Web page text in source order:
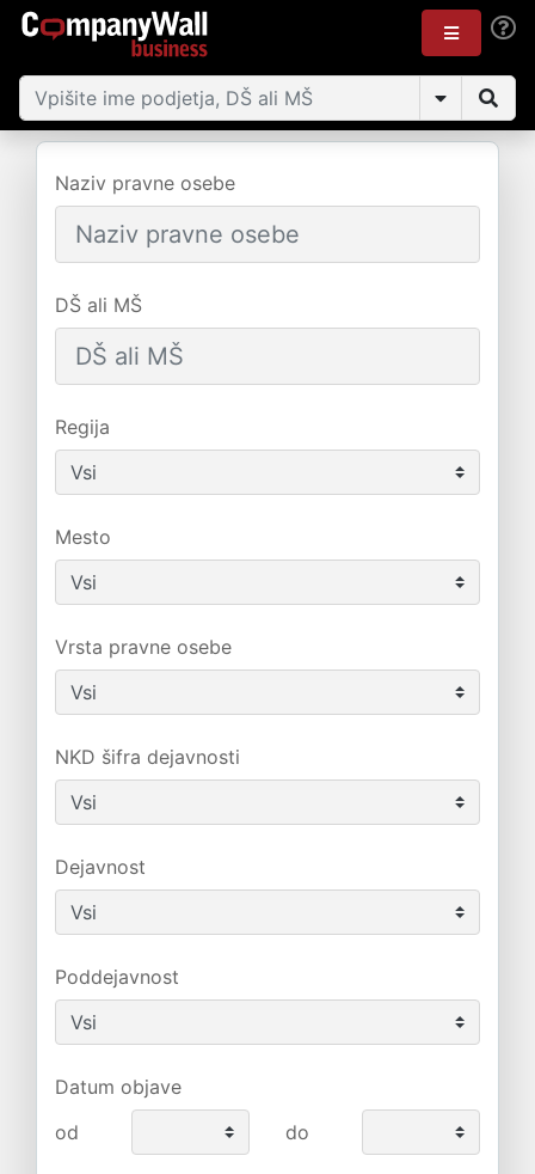
Naziv pravne osebe
DŠ ali MŠ
Regija
Mesto
Vrsta pravne osebe
NKD šifra dejavnosti
Dejavnost
Poddejavnost
Datum objave
od
do